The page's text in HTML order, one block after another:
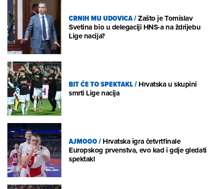
CRNIH MU UDOVICA/Zašto je Tomislav
Svetina bio u delegaciji HNS-a na ždrijebu
Lige nacija?
BIT ĆE TO SPEKTAKL/Hrvatska u skupini
smrti Lige nacija
AJMOOO/Hrvatska igra četvrtfinale
Europskog prvenstva, evo kad i gdje gledati
spektakl